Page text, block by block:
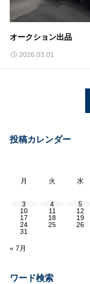
オークション出品
2026.03.01
投稿カレンダー
月 火 水
3
4 5
10
11 12
17
18 19
24
25 26
31
« 7月
ワード検索